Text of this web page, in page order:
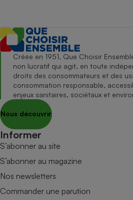
Créée en 1951, Que Choisir
non lucratif qui agit, en toute
droits des consommateurs et des
consommation responsable,
enjeux sanitaires, sociétaux et
Nous découvrir
Informer
S’abonner au site
S’abonner au magazine
Nos newsletters
Commander une parution